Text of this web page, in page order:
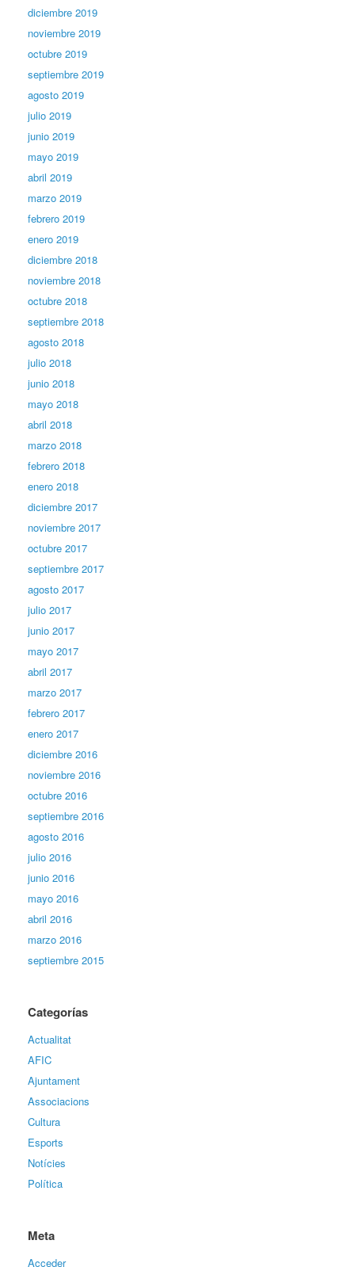
diciembre 2019
noviembre 2019
octubre 2019
septiembre 2019
agosto 2019
julio 2019
junio 2019
mayo 2019
abril 2019
marzo 2019
febrero 2019
enero 2019
diciembre 2018
noviembre 2018
octubre 2018
septiembre 2018
agosto 2018
julio 2018
junio 2018
mayo 2018
abril 2018
marzo 2018
febrero 2018
enero 2018
diciembre 2017
noviembre 2017
octubre 2017
septiembre 2017
agosto 2017
julio 2017
junio 2017
mayo 2017
abril 2017
marzo 2017
febrero 2017
enero 2017
diciembre 2016
noviembre 2016
octubre 2016
septiembre 2016
agosto 2016
julio 2016
junio 2016
mayo 2016
abril 2016
marzo 2016
septiembre 2015
Categorías
Actualitat
AFIC
Ajuntament
Associacions
Cultura
Esports
Notícies
Política
Meta
Acceder